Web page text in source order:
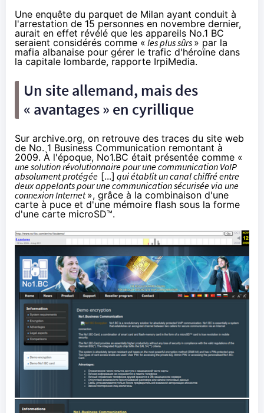
Une enquête du parquet de Milan ayant conduit à
l'arrestation de 15 personnes en novembre dernier,
aurait en effet révélé que les appareils No.1 BC
seraient considérés comme « les plus sûrs » par la
mafia albanaise pour gérer le trafic d'héroïne dans
la capitale lombarde, rapporte IrpiMedia.
Un site allemand, mais des
« avantages » en cyrillique
Sur archive.org, on retrouve des traces du site web
de No. 1 Business Communication remontant à
2009. À l'époque, No1.BC était présentée comme «
une solution révolutionnaire pour une communication VoIP
absolument protégée [...] qui établit un canal chiffré entre
deux appelants pour une communication sécurisée via une
connexion Internet», grâce à la combinaison d'une
carte à puce et d'une mémoire flash sous la forme
d'une carte microSD™.